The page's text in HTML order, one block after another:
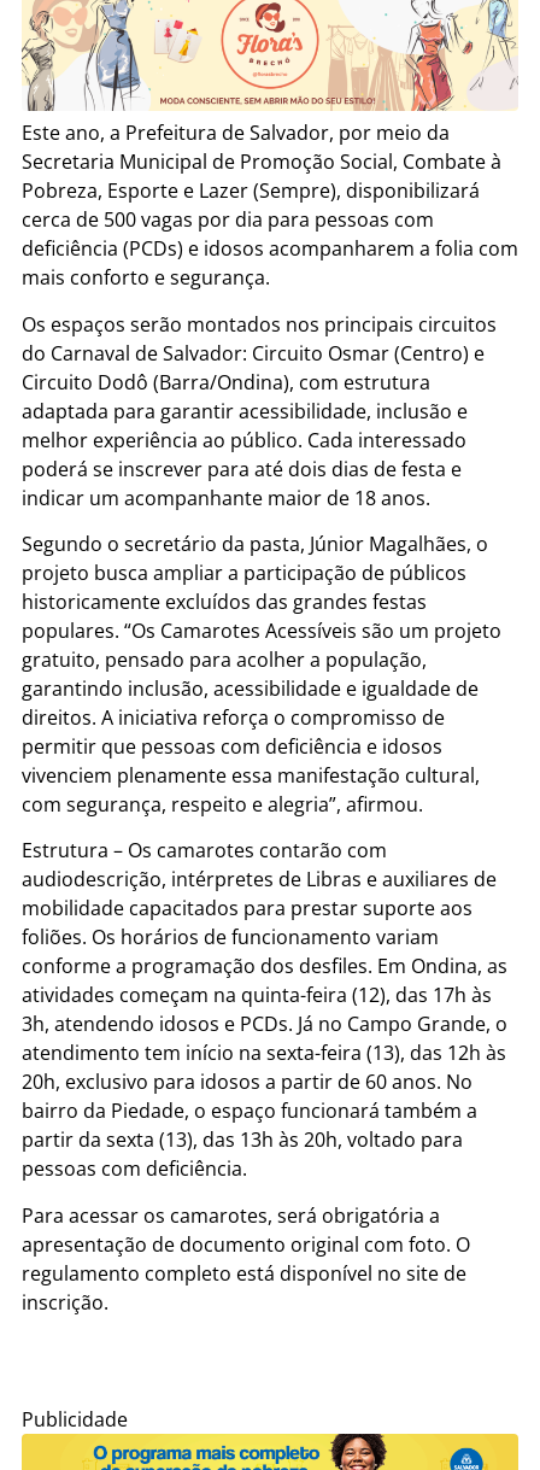
Este ano, a Prefeitura de Salvador, por meio da
Secretaria Municipal de Promoção Social, Combate à
Pobreza, Esporte e Lazer (Sempre), disponibilizará
cerca de 500 vagas por dia para pessoas com
deficiência (PCDs) e idosos acompanharem a folia com
mais conforto e segurança.
Os espaços serão montados nos principais circuitos
do Carnaval de Salvador: Circuito Osmar (Centro) e
Circuito Dodô (Barra/Ondina), com estrutura
adaptada para garantir acessibilidade, inclusão e
melhor experiência ao público. Cada interessado
poderá se inscrever para até dois dias de festa e
indicar um acompanhante maior de 18 anos.
Segundo o secretário da pasta, Júnior Magalhães, o
projeto busca ampliar a participação de públicos
historicamente excluídos das grandes festas
populares. “Os Camarotes Acessíveis são um projeto
gratuito, pensado para acolher a população,
garantindo inclusão, acessibilidade e igualdade de
direitos. A iniciativa reforça o compromisso de
permitir que pessoas com deficiência e idosos
vivenciem plenamente essa manifestação cultural,
com segurança, respeito e alegria”, afirmou.
Estrutura – Os camarotes contarão com
audiodescrição, intérpretes de Libras e auxiliares de
mobilidade capacitados para prestar suporte aos
foliões. Os horários de funcionamento variam
conforme a programação dos desfiles. Em Ondina, as
atividades começam na quinta-feira (12), das 17h às
3h, atendendo idosos e PCDs. Já no Campo Grande, o
atendimento tem início na sexta-feira (13), das 12h às
20h, exclusivo para idosos a partir de 60 anos. No
bairro da Piedade, o espaço funcionará também a
partir da sexta (13), das 13h às 20h, voltado para
pessoas com deficiência.
Para acessar os camarotes, será obrigatória a
apresentação de documento original com foto. O
regulamento completo está disponível no site de
inscrição.
Publicidade